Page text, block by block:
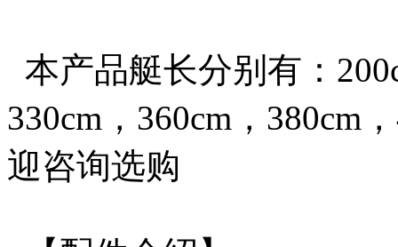
本产品艇长分别有：
330cm，360cm，380cm
迎咨询选购